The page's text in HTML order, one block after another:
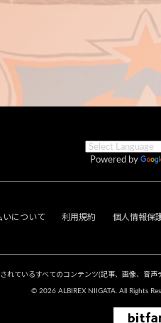
Powered by
いについて 利用規約 個人情報保
れているすべてのコンテンツ(記事、画像、音声
© 2026 ALBIREX NIIGATA. All Rights